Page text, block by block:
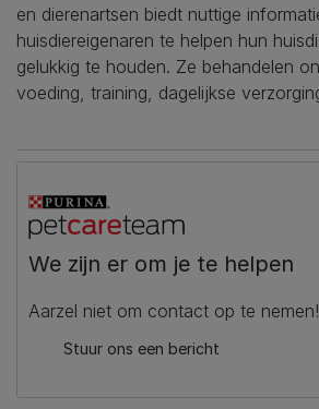
en dierenartsen biedt nuttige
huisdiereigenaren te helpen hun
gelukkig te houden. Ze behandelen
voeding, training, dagelijkse
We zijn er om je te helpen
Aarzel niet om contact op te nemen!
Stuur ons een bericht